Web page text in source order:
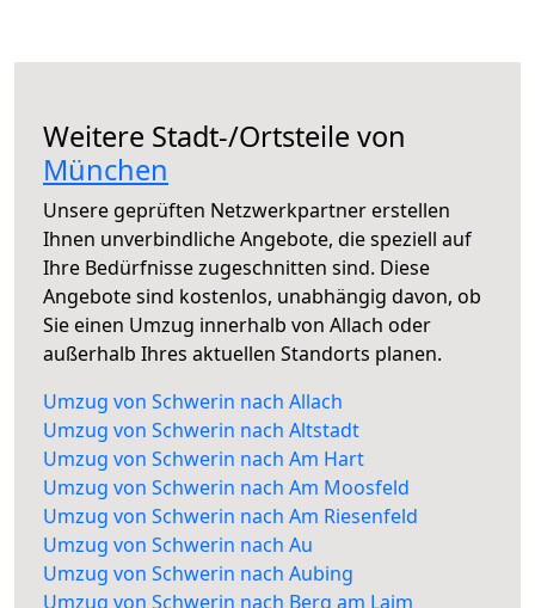
Weitere Stadt-/Ortsteile von
München
Unsere geprüften Netzwerkpartner erstellen
Ihnen unverbindliche Angebote, die speziell auf
Ihre Bedürfnisse zugeschnitten sind. Diese
Angebote sind kostenlos, unabhängig davon, ob
Sie einen Umzug innerhalb von Allach oder
außerhalb Ihres aktuellen Standorts planen.
Umzug von Schwerin nach Allach
Umzug von Schwerin nach Altstadt
Umzug von Schwerin nach Am Hart
Umzug von Schwerin nach Am Moosfeld
Umzug von Schwerin nach Am Riesenfeld
Umzug von Schwerin nach Au
Umzug von Schwerin nach Aubing
Umzug von Schwerin nach Berg am Laim